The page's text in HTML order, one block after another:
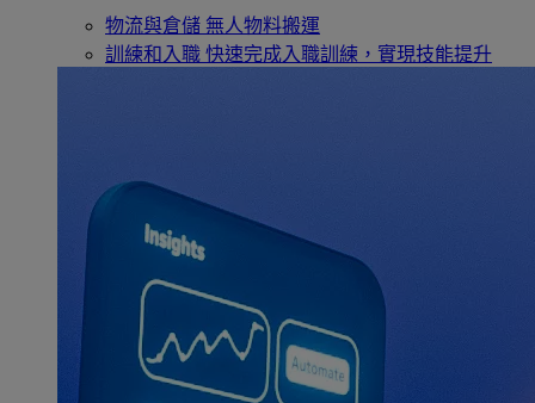
物流與倉儲 無人物料搬運
訓練和入職 快速完成入職訓練，實現技能提升